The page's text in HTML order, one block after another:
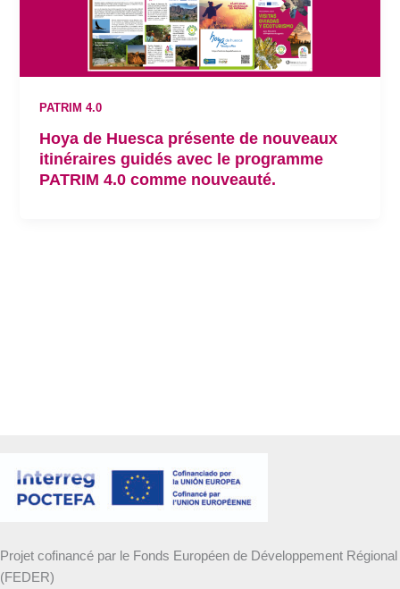
PATRIM 4.0
Hoya de Huesca présente de nouveaux
itinéraires guidés avec le programme
PATRIM 4.0 comme nouveauté.
Projet cofinancé par le Fonds Européen de Développement Régional
(FEDER)